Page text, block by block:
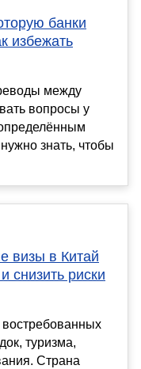
банки
избежать
между
вопросы у
знать, чтобы
визы в Китай
снизить риски
востребованных
туризма,
Страна